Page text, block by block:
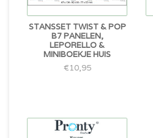
STANSSET TWIST & POP
B7 PANELEN,
LEPORELLO &
MINIBOEKJE HUIS
€10,95